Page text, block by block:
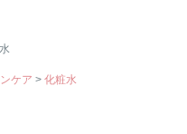
ケア > 化粧水